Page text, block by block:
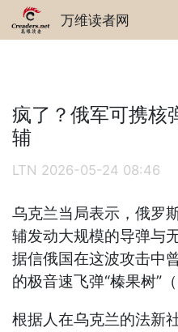
万维读者网
疯了？俄军可携核
辅
LTN 2026-05-24 08:46
乌克兰当局表示，俄罗
辅发动大规模的导弹与
据信俄国在这波攻击中
的极音速飞弹“榛果树”
根据人在乌克兰的法新